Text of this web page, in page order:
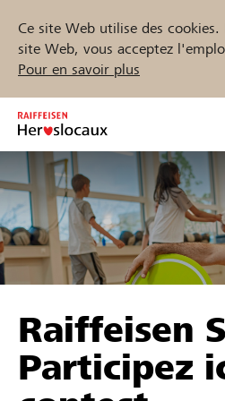
Ce site Web utilise des
site Web, vous acceptez
Pour en savoir plus
Inhalt
springen
Parrainer
Soutien &
Trouvez des projets et des
Démarrez
Raiffeisen
Participez